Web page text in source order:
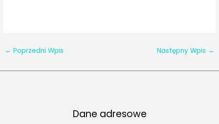
← Poprzedni Wpis Następny Wpis →
Dane adresowe